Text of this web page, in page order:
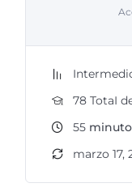
78 TotaI
55
marzo